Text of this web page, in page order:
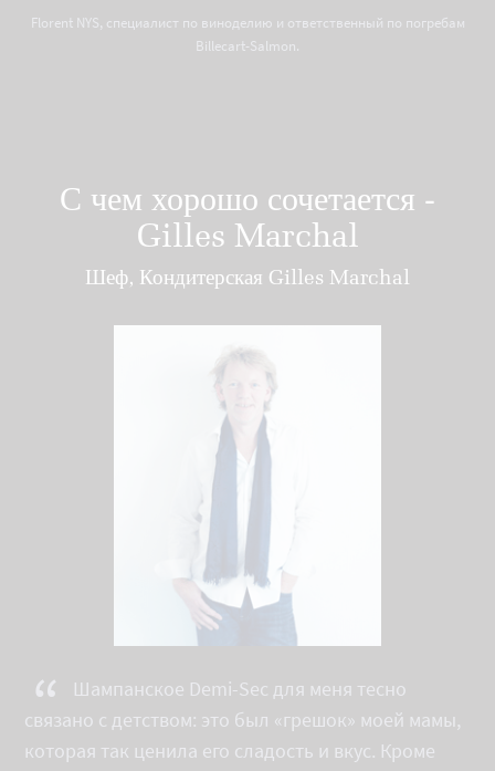
Florent NYS, специалист по виноделию и ответственный по погребам
Billecart-Salmon.
С чем хорошо сочетается -
Gilles Marchal
Шеф, Кондитерская Gilles Marchal
“ Шампанское Demi-Sec для меня тесно
связано с детством: это был «грешок» моей мамы,
которая так ценила его сладость и вкус. Кроме